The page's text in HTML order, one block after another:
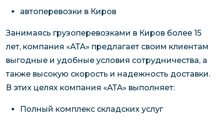
автоперевозки в Киров
Занимаясь грузоперевозками в Киров более 15
лет, компания «АТА» предлагает своим клиентам
выгодные и удобные условия сотрудничества, а
также высокую скорость и надежность доставки.
В этих целях компания «АТА» выполняет:
Полный комплекс складских услуг